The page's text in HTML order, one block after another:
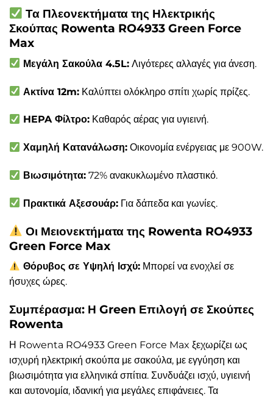
Τα Πλεονεκτήματα της Ηλεκτρικής
Σκούπας Rowenta RO4933 Green Force
Max
Μεγάλη Σακούλα 4.5L: Λιγότερες αλλαγές για άνεση.
Ακτίνα 12m: Καλύπτει ολόκληρο σπίτι χωρίς πρίζες.
HEPA Φίλτρο: Καθαρός αέρας για υγιεινή.
Χαμηλή Κατανάλωση: Οικονομία ενέργειας με 900W.
Βιωσιμότητα: 72% ανακυκλωμένο πλαστικό.
Πρακτικά Αξεσουάρ: Για δάπεδα και γωνίες.
Οι Μειονεκτήματα της Rowenta RO4933
Green Force Max
Θόρυβος σε Υψηλή Ισχύ: Μπορεί να ενοχλεί σε
ήσυχες ώρες.
Συμπέρασμα: Η Green Επιλογή σε Σκούπες
Rowenta
Η Rowenta RO4933 Green Force Max ξεχωρίζει ως
ισχυρή ηλεκτρική σκούπα με σακούλα, με εγγύηση και
βιωσιμότητα για ελληνικά σπίτια. Συνδυάζει ισχύ, υγιεινή
και αυτονομία, ιδανική για μεγάλες επιφάνειες. Τα